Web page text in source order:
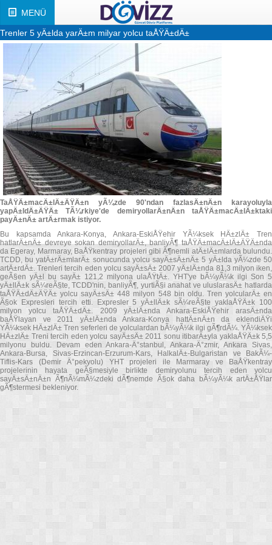
MENÜ
Trenler 5 yÄ±lda yarÄ±m milyar yolcu taÅŸÄ±dÄ±
TaÅŸÄ±macÄ±lÄ±ÄŸÄ±n yÃ¼zde 90'ndan fazlasÄ±nÄ±n karayoluyla
yapÄ±ldÄ±ÄŸÄ± TÃ¼rkiye'de demiryollarÄ±nÄ±n taÅŸÄ±macÄ±lÄ±ktaki
payÄ±nÄ± artÄ±rmak istiyor.
Bu kapsamda Ankara-Konya, Ankara-EskiÅŸehir YÃ¼ksek HÄ±zlÄ± Tren
hatlarÄ±nÄ± devreye sokan demiryollarÄ±, banliyÃ¶ taÅŸÄ±macÄ±lÄ±ÄŸÄ±nda
da Egeray, Marmaray, BaÅŸkentray projeleri gibi Ã¶nemli atÄ±lÄ±mlarda bulundu.
TCDD, bu yatÄ±rÄ±mlarÄ± sonucunda yolcu sayÄ±sÄ±nÄ± 5 yÄ±lda yÃ¼zde 50
artÄ±rdÄ±. Trenleri tercih eden yolcu sayÄ±sÄ± 2007 yÄ±lÄ±nda 81,3 milyon iken,
geÃ§en yÄ±l bu sayÄ± 121,2 milyona ulaÅŸtÄ±. YHT'ye bÃ¼yÃ¼k ilgi Son 5
yÄ±llÄ±k sÃ¼reÃ§te, TCDD'nin, banliyÃ¶, yurtiÃ§i anahat ve uluslarasÄ± hatlarda
taÅŸÄ±dÄ±ÄŸÄ± yolcu sayÄ±sÄ± 448 milyon 548 bin oldu. Tren yolcularÄ± en
Ã§ok Expresleri tercih etti. Expresler 5 yÄ±llÄ±k sÃ¼reÃ§te yaklaÅŸÄ±k 100
milyon yolcu taÅŸÄ±dÄ±. 2009 yÄ±lÄ±nda Ankara-EskiÅŸehir arasÄ±nda
baÅŸlayan ve 2011 yÄ±lÄ±nda Ankara-Konya hattÄ±nÄ±n da eklendiÄŸi
YÃ¼ksek HÄ±zlÄ± Tren seferleri de yolculardan bÃ¼yÃ¼k ilgi gÃ¶rdÃ¼. YÃ¼ksek
HÄ±zlÄ± Treni tercih eden yolcu sayÄ±sÄ± 2011 sonu itibarÄ±yla yaklaÅŸÄ±k 5,5
milyonu buldu. Devam eden Ankara-Ä°stanbul, Ankara-Ä°zmir, Ankara Sivas,
Ankara-Bursa, Sivas-Erzincan-Erzurum-Kars, HalkalÄ±-Bulgaristan ve BakÃ¼-
Tiflis-Kars (Demir Ä°pekyolu) YHT projeleri ile Marmaray ve BaÅŸkentray
projelerinin hayata geÃ§mesiyle birlikte demiryolunu tercih eden yolcu
sayÄ±sÄ±nÄ±n Ã¶nÃ¼mÃ¼zdeki dÃ¶nemde Ã§ok daha bÃ¼yÃ¼k artÄ±ÅŸlar
gÃ¶stermesi bekleniyor.